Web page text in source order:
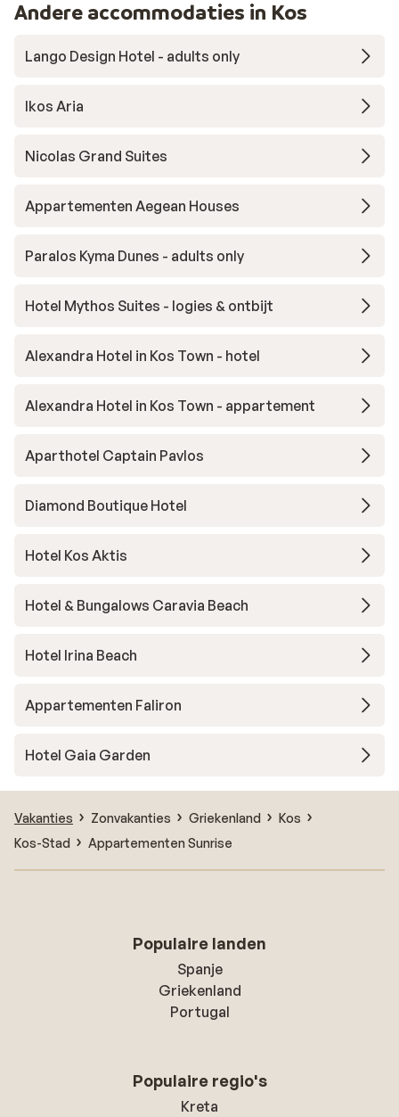
Andere accommodaties in Kos
Lango Design Hotel - adults only
Ikos Aria
Nicolas Grand Suites
Appartementen Aegean Houses
Paralos Kyma Dunes - adults only
Hotel Mythos Suites - logies & ontbijt
Alexandra Hotel in Kos Town - hotel
Alexandra Hotel in Kos Town - appartement
Aparthotel Captain Pavlos
Diamond Boutique Hotel
Hotel Kos Aktis
Hotel & Bungalows Caravia Beach
Hotel Irina Beach
Appartementen Faliron
Hotel Gaia Garden
Vakanties Zonvakanties Griekenland
Kos
Kos-Stad
Appartementen Sunrise
Populaire landen
Spanje
Griekenland
Portugal
Populaire regio's
Kreta